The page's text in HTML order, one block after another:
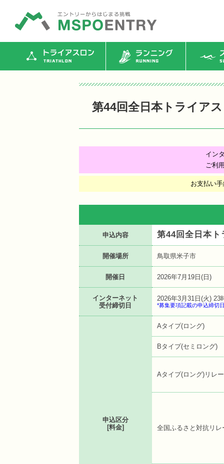
トライアスロン ランニング ス
第44回全日本トライア
イン
ご利
お支払い
申込内容 第44回全日本ト
開催場所 鳥取県米子市
開催日 2026年7月19日(日)
インターネット
受付締切日
2026年3月31日(火) 23
*募集要項記載の申込締切
申込区分
[料金]
Aタイプ(ロング)
Bタイプ(セミロング)
Aタイプ(ロング)リレー
全国ふるさと対抗リレ